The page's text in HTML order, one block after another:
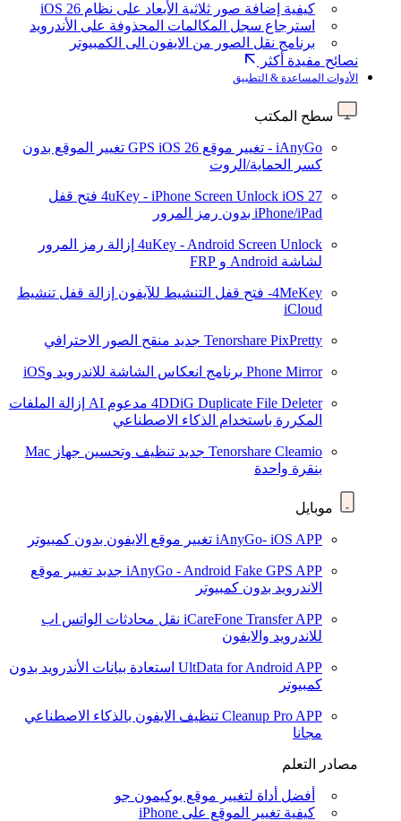
كيفية إضافة صور ثلاثية الأبعاد على نظام iOS 26
استرجاع سجل المكالمات المحذوفة على الأندرويد
برنامج نقل الصور من الايفون الى الكمبيوتر
نصائح مفيدة أكثر
الأدوات المساعدة & التطبيق
سطح المكتب
iAnyGo - تغيير موقع GPS iOS 26
تغيير الموقع بدون
كسر الحماية/الروت
4uKey - iPhone Screen Unlock iOS 27
فتح قفل
iPhone/iPad بدون رمز المرور
4uKey - Android Screen Unlock إزالة رمز المرور
لشاشة Android و FRP
4MeKey- فتح قفل التنشيط للآيفون
إزالة قفل تنشيط
iCloud
Tenorshare PixPretty جديد منقح الصور الاحترافي
Phone Mirror برنامج انعكاس الشاشة للاندرويد وiOS
4DDiG Duplicate File Deleter مدعوم AI
إزالة الملفات
المكررة باستخدام الذكاء الاصطناعي
Tenorshare Cleamio جديد
تنظيف وتحسين جهاز Mac
بنقرة واحدة
موبايل
iAnyGo- iOS APP تغيير موقع الايفون بدون كمبيوتر
iAnyGo - Android Fake GPS APP جديد تغيير موقع
الاندرويد بدون كمبيوتر
iCareFone Transfer APP نقل محادثات الواتس اب
للاندرويد والايفون
UltData for Android APP استعادة بيانات الأندرويد بدون
كمبيوتر
Cleanup Pro APP تنظيف الايفون بالذكاء الاصطناعي
مجانا
مصادر التعلم
أفضل أداة لتغيير موقع بوكيمون جو
كيفية تغيير الموقع على iPhone